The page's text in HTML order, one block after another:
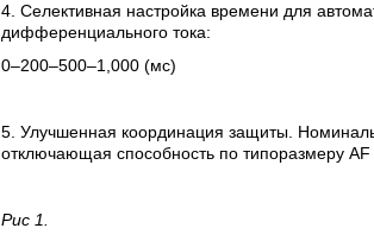
4. Селективная настройка времени для
дифференциального тока:
0–200–500–1,000 (мс)
5. Улучшенная координация защиты.
отключающая способность по типоразмеру
Рис 1.